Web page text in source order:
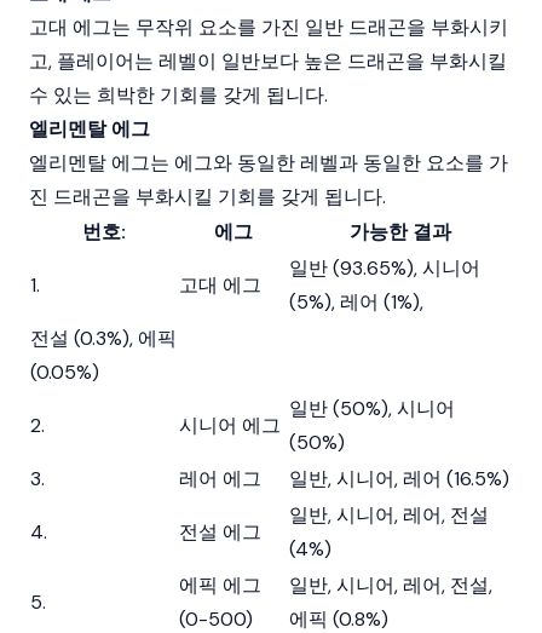
고대 에그는 무작위 요소를 가진 일반 드래곤을 부화시키
고, 플레이어는 레벨이 일반보다 높은 드래곤을 부화시킬
수 있는 희박한 기회를 갖게 됩니다.
엘리멘탈 에그
엘리멘탈 에그는 에그와 동일한 레벨과 동일한 요소를 가
진 드래곤을 부화시킬 기회를 갖게 됩니다.
번호:
에그 가능한 결과
1. 고대 에그
일반 (93.65%), 시니어
(5%), 레어 (1%),
전설 (0.3%), 에픽
(0.05%)
2. 시니어 에그
일반 (50%), 시니어
(50%)
3.
레어 에그 일반, 시니어, 레어 (16.5%)
4. 전설 에그
일반, 시니어, 레어, 전설
(4%)
5.
에픽 에그
(0-500)
일반, 시니어, 레어, 전설,
에픽 (0.8%)